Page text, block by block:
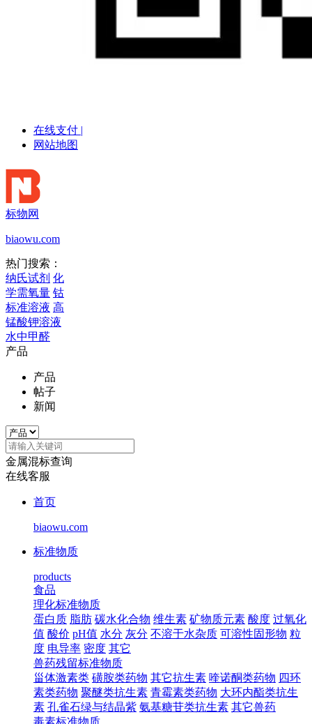
在线支付 |
网站地图
标物网
biaowu.com
热门搜索：
纳氏试剂 化
学需氧量 钴
标准溶液 高
锰酸钾溶液
水中甲醛
产品
产品
帖子
新闻
金属混标查询
在线客服
首页
biaowu.com
标准物质
products
食品
理化标准物质
蛋白质 脂肪 碳水化合物 维生素 矿物质元素 酸度 过氧化
值 酸价 pH值 水分 灰分 不溶于水杂质 可溶性固形物 粒
度 电导率 密度 其它
兽药残留标准物质
甾体激素类 磺胺类药物 其它抗生素 喹诺酮类药物 四环
素类药物 聚醚类抗生素 青霉素类药物 大环内酯类抗生
素 孔雀石绿与结晶紫 氨基糖苷类抗生素 其它兽药
毒素标准物质